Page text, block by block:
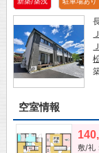
空室情報
敷/礼